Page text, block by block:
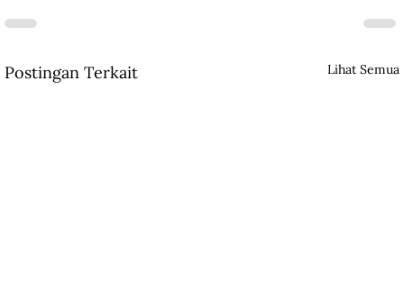
Postingan Terkait Lihat Semua